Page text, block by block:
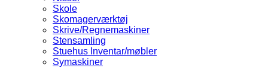
Skole
Skomagerværktøj
Skrive/Regnemaskiner
Stensamling
Stuehus Inventar/møbler
Symaskiner